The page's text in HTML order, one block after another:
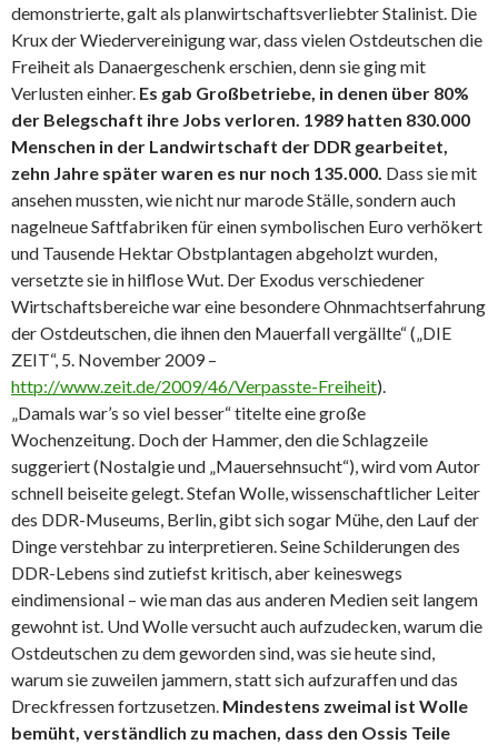
demonstrierte, galt als planwirtschaftsverliebter Stalinist. Die
Krux der Wiedervereinigung war, dass vielen Ostdeutschen die
Freiheit als Danaergeschenk erschien, denn sie ging mit
Verlusten einher. Es gab Großbetriebe, in denen über 80%
der Belegschaft ihre Jobs verloren. 1989 hatten 830.000
Menschen in der Landwirtschaft der DDR gearbeitet,
zehn Jahre später waren es nur noch 135.000. Dass sie mit
ansehen mussten, wie nicht nur marode Ställe, sondern auch
nagelneue Saftfabriken für einen symbolischen Euro verhökert
und Tausende Hektar Obstplantagen abgeholzt wurden,
versetzte sie in hilflose Wut. Der Exodus verschiedener
Wirtschaftsbereiche war eine besondere Ohnmachtserfahrung
der Ostdeutschen, die ihnen den Mauerfall vergällte“ („DIE
ZEIT“, 5. November 2009 –
http://www.zeit.de/2009/46/Verpasste-Freiheit).
„Damals war’s so viel besser“ titelte eine große
Wochenzeitung. Doch der Hammer, den die Schlagzeile
suggeriert (Nostalgie und „Mauersehnsucht“), wird vom Autor
schnell beiseite gelegt. Stefan Wolle, wissenschaftlicher Leiter
des DDR-Museums, Berlin, gibt sich sogar Mühe, den Lauf der
Dinge verstehbar zu interpretieren. Seine Schilderungen des
DDR-Lebens sind zutiefst kritisch, aber keineswegs
eindimensional – wie man das aus anderen Medien seit langem
gewohnt ist. Und Wolle versucht auch aufzudecken, warum die
Ostdeutschen zu dem geworden sind, was sie heute sind,
warum sie zuweilen jammern, statt sich aufzuraffen und das
Dreckfressen fortzusetzen. Mindestens zweimal ist Wolle
bemüht, verständlich zu machen, dass den Ossis Teile